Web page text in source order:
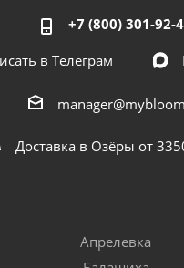
+7 (800) 301-92-
в Телеграм
Доставка в Озёры от
Апрелевка